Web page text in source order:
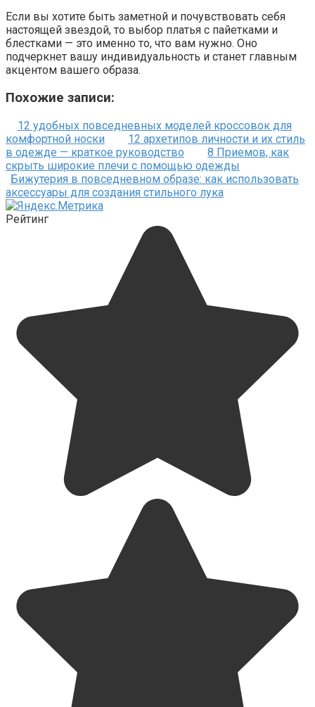
Если вы хотите быть заметной и почувствовать себя
настоящей звездой, то выбор платья с пайетками и
блестками — это именно то, что вам нужно. Оно
подчеркнет вашу индивидуальность и станет главным
акцентом вашего образа.
Похожие записи:
12 удобных повседневных моделей кроссовок для
комфортной носки
12 архетипов личности и их стиль
в одежде — краткое руководство
8 Приемов, как
скрыть широкие плечи с помощью одежды
Бижутерия в повседневном образе: как использовать
аксессуары для создания стильного лука
Рейтинг